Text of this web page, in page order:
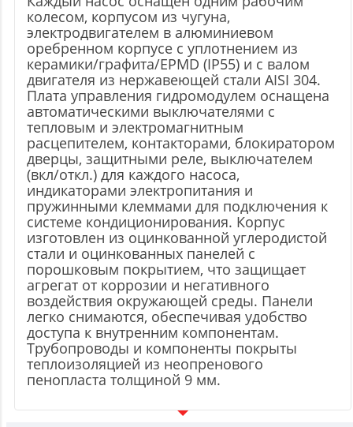
колесом, корпусом из чугуна,
электродвигателем в алюминиевом
оребренном корпусе с уплотнением из
керамики/графита/EPMD (IP55) и с валом
двигателя из нержавеющей стали AISI 304.
Плата управления гидромодулем оснащена
автоматическими выключателями с
тепловым и электромагнитным
расцепителем, контакторами, блокиратором
дверцы, защитными реле, выключателем
(вкл/откл.) для каждого насоса,
индикаторами электропитания и
пружинными клеммами для подключения к
системе кондиционирования. Корпус
изготовлен из оцинкованной углеродистой
стали и оцинкованных панелей с
порошковым покрытием, что защищает
агрегат от коррозии и негативного
воздействия окружающей среды. Панели
легко снимаются, обеспечивая удобство
доступа к внутренним компонентам.
Трубопроводы и компоненты покрыты
теплоизоляцией из неопренового
пенопласта толщиной 9 мм.